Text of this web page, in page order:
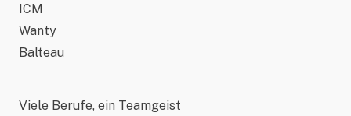
ICM
Wanty
Balteau
Viele Berufe, ein Teamgeist